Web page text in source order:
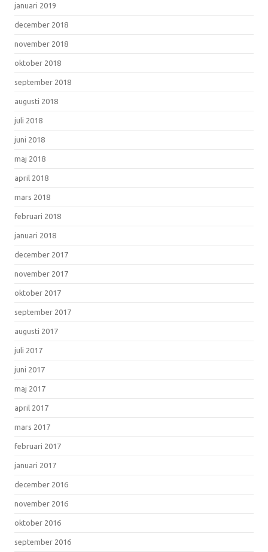
januari 2019
december 2018
november 2018
oktober 2018
september 2018
augusti 2018
juli 2018
juni 2018
maj 2018
april 2018
mars 2018
februari 2018
januari 2018
december 2017
november 2017
oktober 2017
september 2017
augusti 2017
juli 2017
juni 2017
maj 2017
april 2017
mars 2017
februari 2017
januari 2017
december 2016
november 2016
oktober 2016
september 2016